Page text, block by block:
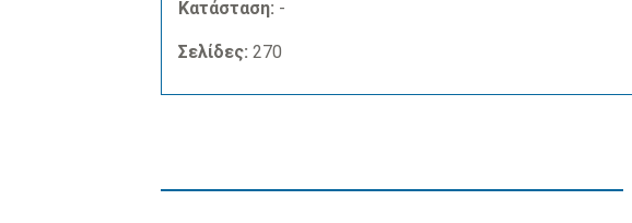
Κατάσταση: -
Σελίδες: 270